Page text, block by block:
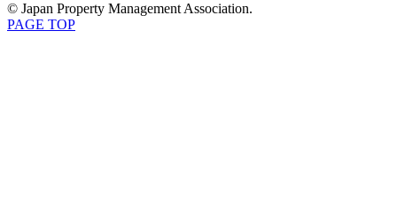
© Japan Property Management Association.
PAGE TOP